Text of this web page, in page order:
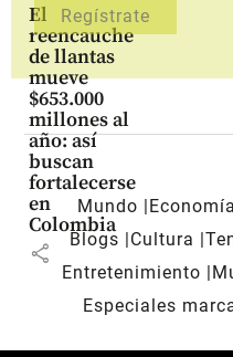
El
reencauche
de llantas
mueve
$653.000
millones al
año: así
buscan
fortalecerse
en
Colombia
share
Mundo Economía
Blogs
Cultura
Entretenimiento
Especiales